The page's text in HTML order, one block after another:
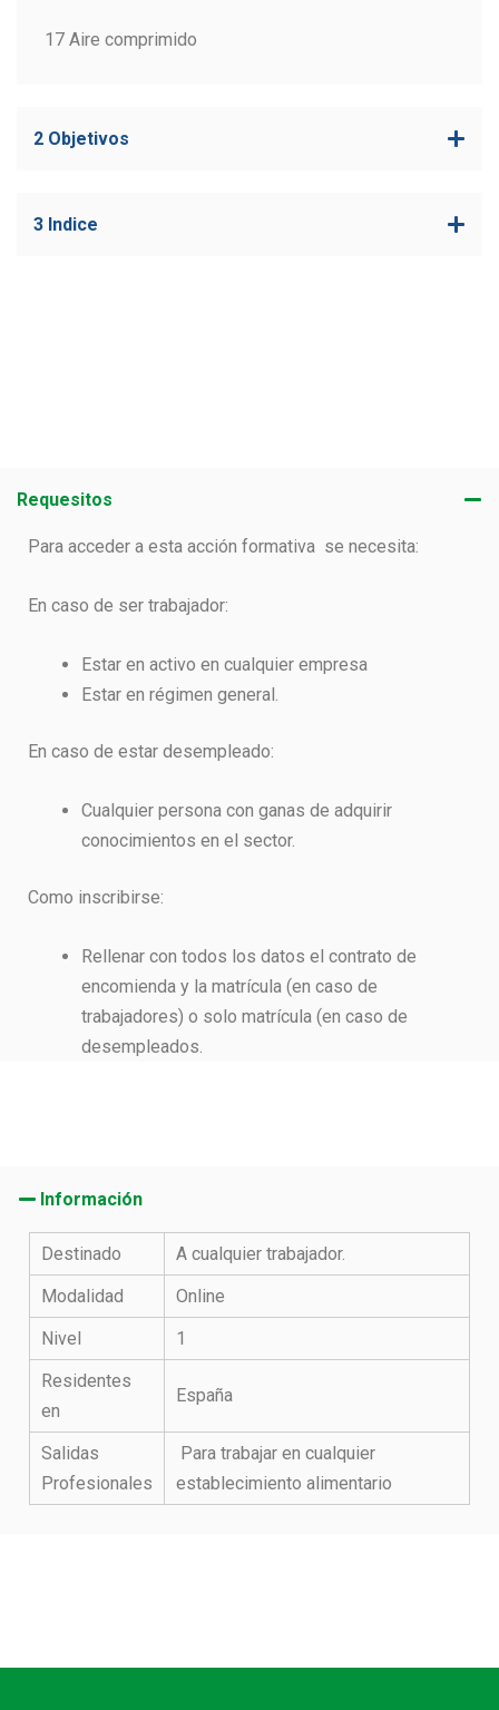
17 Aire comprimido
2 Objetivos
3 Indice
Requesitos
Para acceder a esta acción formativa se necesita:
En caso de ser trabajador:
Estar en activo en cualquier empresa
Estar en régimen general.
En caso de estar desempleado:
Cualquier persona con ganas de adquirir
conocimientos en el sector.
Como inscribirse:
Rellenar con todos los datos el contrato de
encomienda y la matrícula (en caso de
trabajadores) o solo matrícula (en caso de
desempleados.
Información
Destinado
A cualquier trabajador.
Modalidad
Online
Nivel
1
Residentes
en
España
Salidas
Profesionales
Para trabajar en cualquier
establecimiento alimentario